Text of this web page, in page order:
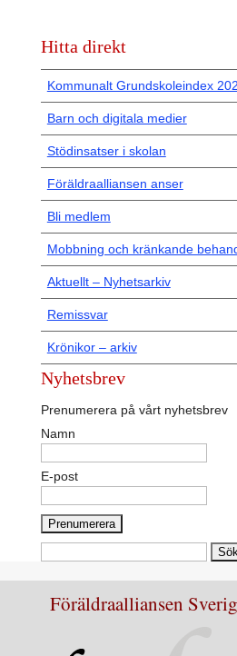
Hitta direkt
Kommunalt Grundskoleindex
Barn och digitala medier
Stödinsatser i skolan
Föräldraalliansen anser
Bli medlem
Mobbning och kränkande
Aktuellt – Nyhetsarkiv
Remissvar
Krönikor – arkiv
Nyhetsbrev
Prenumerera på vårt nyhetsbrev
Namn
E-post
Föräldraalliansen